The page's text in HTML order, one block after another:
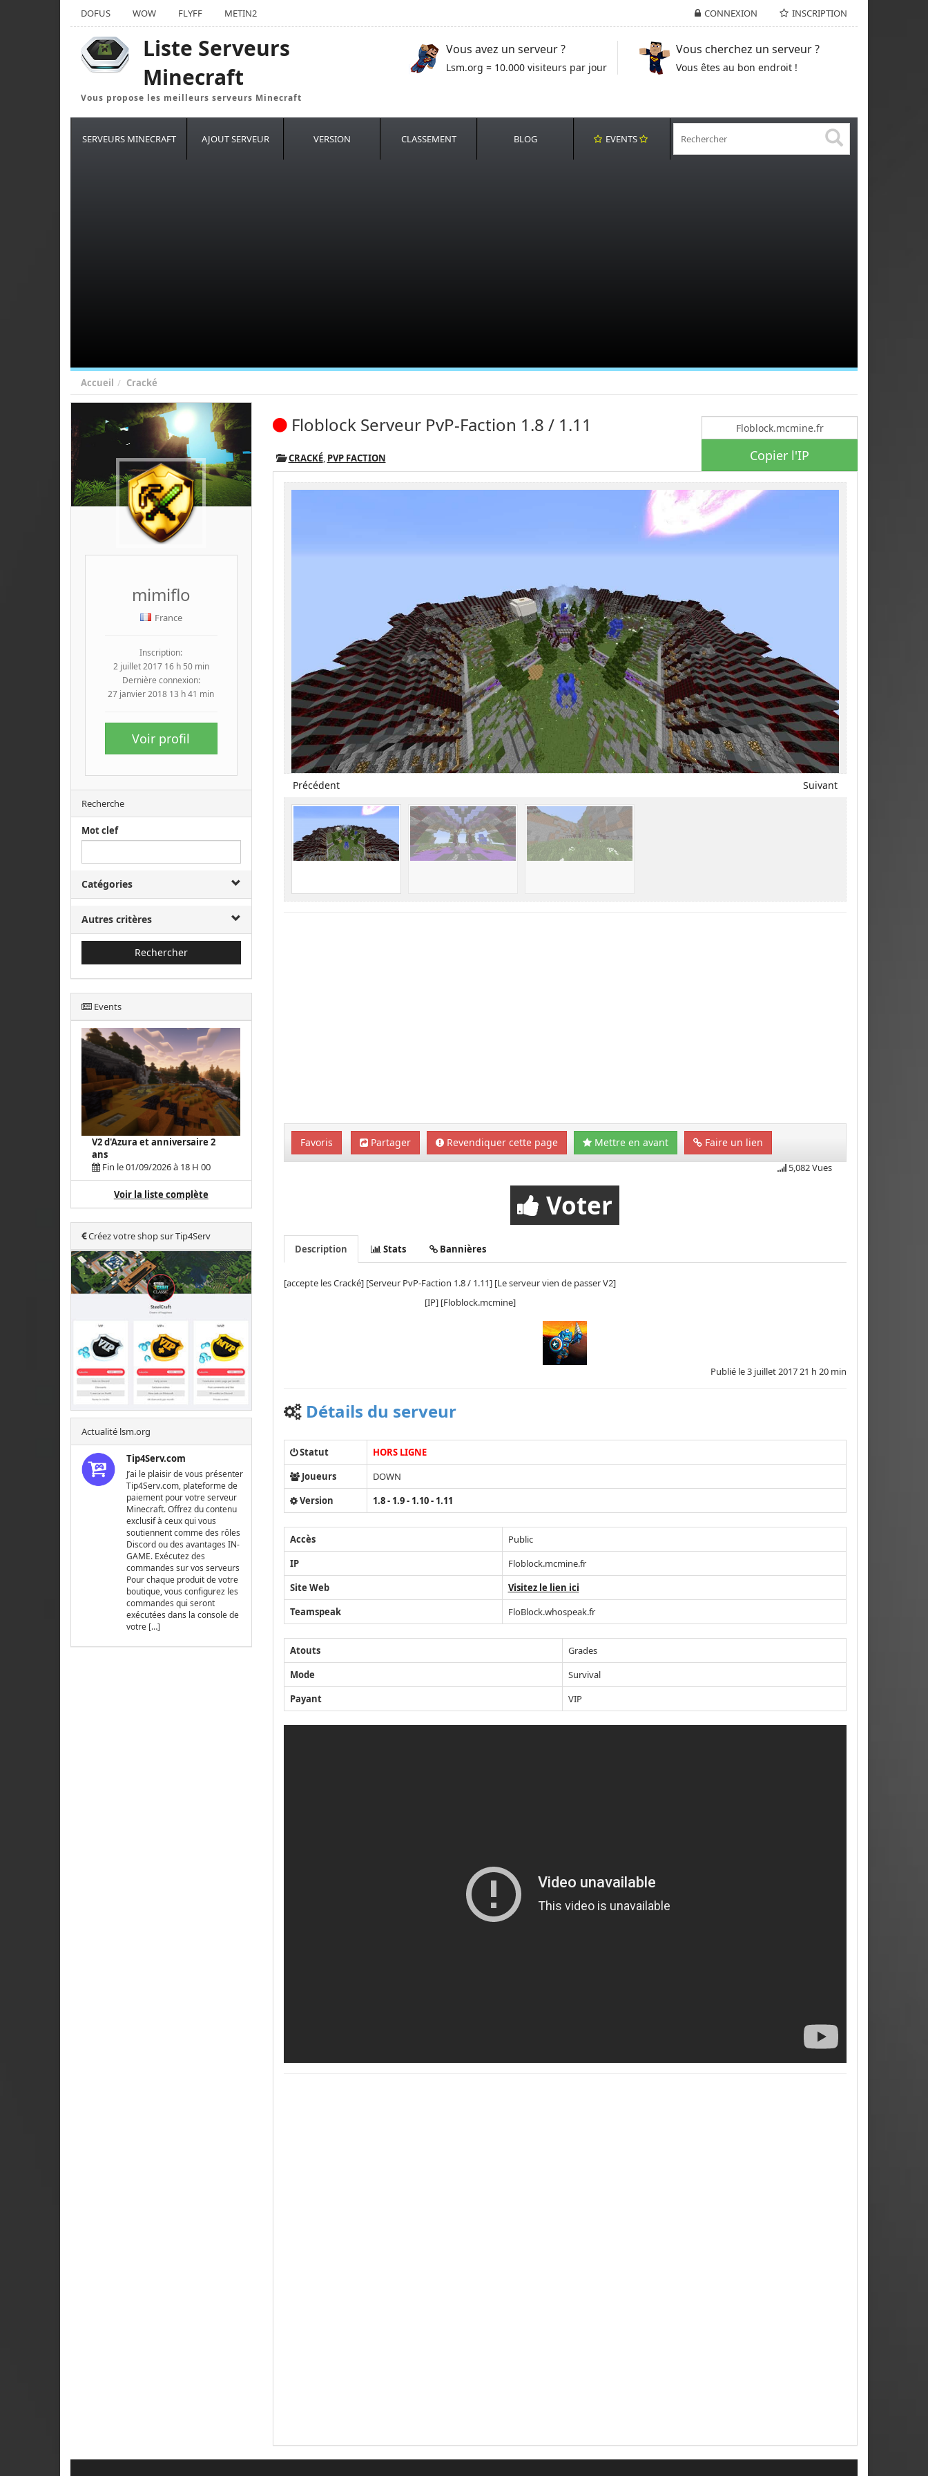
CONNEXION INSCRIPTION
DOFUS WOW FLYFF METIN2
Liste Serveurs
Minecraft
Vous propose les meilleurs serveurs Minecraft
Vous avez un serveur ?
Lsm.org = 10.000 visiteurs par jour
Vous cherchez un serveur ?
Vous êtes au bon endroit !
SERVEURS MINECRAFT AJOUT SERVEUR VERSION CLASSEMENT BLOG EVENTS
Accueil Cracké
mimiflo
France
Inscription:
2 juillet 2017 16 h 50 min
Dernière connexion:
27 janvier 2018 13 h 41 min
Voir profil
Recherche
Mot clef
Catégories
Autres critères
Rechercher
Events
V2 d'Azura et anniversaire 2
ans
Fin le 01/09/2026 à 18 H 00
Voir la liste complète
Créez votre shop sur Tip4Serv
Actualité lsm.org
Tip4Serv.com
J’ai le plaisir de vous présenter
Tip4Serv.com, plateforme de
paiement pour votre serveur
Minecraft. Offrez du contenu
exclusif à ceux qui vous
soutiennent comme des rôles
Discord ou des avantages IN-
GAME. Exécutez des
commandes sur vos serveurs
Pour chaque produit de votre
boutique, vous configurez les
commandes qui seront
exécutées dans la console de
votre […]
Copier l'IP
Floblock Serveur PvP-Faction 1.8 / 1.11
CRACKÉ, PVP FACTION
Précédent Suivant
Favoris Partager Revendiquer cette page Mettre en avant Faire un lien
5,082 Vues
Voter
Description Stats Bannières
[accepte les Cracké] [Serveur PvP-Faction 1.8 / 1.11] [Le serveur vien de passer V2]
[IP] [Floblock.mcmine]
Publié le3 juillet 2017 21 h 20 min
Détails du serveur
Statut
HORS LIGNE
Joueurs
DOWN
Version
1.8 - 1.9 - 1.10 - 1.11
Accès
Public
IP
Floblock.mcmine.fr
Site Web
Visitez le lien ici
Teamspeak
FloBlock.whospeak.fr
Atouts
Grades
Mode
Survival
Payant
VIP